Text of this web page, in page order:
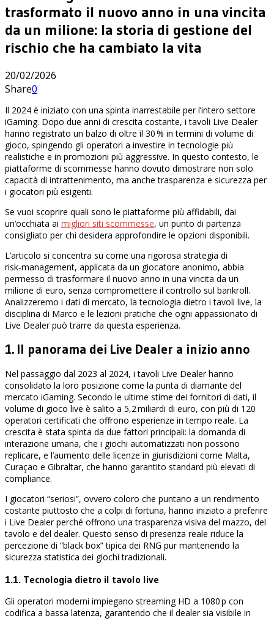
trasformato il nuovo anno in una vincita
da un milione: la storia di gestione del
rischio che ha cambiato la vita
20/02/2026
Share0
Il 2024 è iniziato con una spinta inarrestabile per l’intero settore
iGaming. Dopo due anni di crescita costante, i tavoli Live Dealer
hanno registrato un balzo di oltre il 30 % in termini di volume di
gioco, spingendo gli operatori a investire in tecnologie più
realistiche e in promozioni più aggressive. In questo contesto, le
piattaforme di scommesse hanno dovuto dimostrare non solo
capacità di intrattenimento, ma anche trasparenza e sicurezza per
i giocatori più esigenti.
Se vuoi scoprire quali sono le piattaforme più affidabili, dai
un’occhiata ai migliori siti scommesse, un punto di partenza
consigliato per chi desidera approfondire le opzioni disponibili.
L’articolo si concentra su come una rigorosa strategia di
risk‑management, applicata da un giocatore anonimo, abbia
permesso di trasformare il nuovo anno in una vincita da un
milione di euro, senza compromettere il controllo sul bankroll.
Analizzeremo i dati di mercato, la tecnologia dietro i tavoli live, la
disciplina di Marco e le lezioni pratiche che ogni appassionato di
Live Dealer può trarre da questa esperienza.
1. Il panorama dei Live Dealer a inizio anno
Nel passaggio dal 2023 al 2024, i tavoli Live Dealer hanno
consolidato la loro posizione come la punta di diamante del
mercato iGaming. Secondo le ultime stime dei fornitori di dati, il
volume di gioco live è salito a 5,2 miliardi di euro, con più di 120
operatori certificati che offrono esperienze in tempo reale. La
crescita è stata spinta da due fattori principali: la domanda di
interazione umana, che i giochi automatizzati non possono
replicare, e l’aumento delle licenze in giurisdizioni come Malta,
Curaçao e Gibraltar, che hanno garantito standard più elevati di
compliance.
I giocatori “seriosi”, ovvero coloro che puntano a un rendimento
costante piuttosto che a colpi di fortuna, hanno iniziato a preferire
i Live Dealer perché offrono una trasparenza visiva del mazzo, del
tavolo e del dealer. Questo senso di presenza reale riduce la
percezione di “black box” tipica dei RNG pur mantenendo la
sicurezza statistica dei giochi tradizionali.
1.1. Tecnologia dietro il tavolo live
Gli operatori moderni impiegano streaming HD a 1080 p con
codifica a bassa latenza, garantendo che il dealer sia visibile in